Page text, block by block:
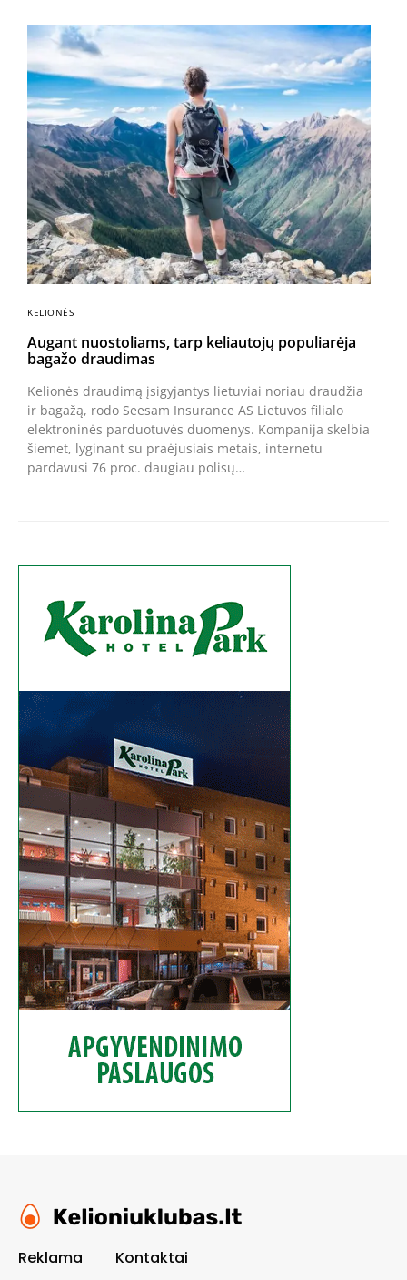
KELIONĖS
Augant nuostoliams, tarp keliautojų populiarėja
bagažo draudimas
Kelionės draudimą įsigyjantys lietuviai noriau draudžia
ir bagažą, rodo Seesam Insurance AS Lietuvos filialo
elektroninės parduotuvės duomenys. Kompanija skelbia
šiemet, lyginant su praėjusiais metais, internetu
pardavusi 76 proc. daugiau polisų…
Reklama Kontaktai